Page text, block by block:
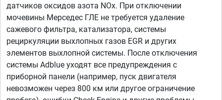
датчиков оксидов азота NOx. При отключении
мочевины Мерседес ГЛЕ не требуется удаление
сажевого фильтра, катализатора, системы
рециркуляции выхлопных газов EGR и других
элементов выхлопной системы. После отключения
системы Adblue уходят все предупреждения с
приборной панели (например, пуск двигателя
невозможен через 800 км или другое ограничение